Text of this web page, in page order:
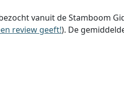
vanuit de Stamboom
review geeft!). De